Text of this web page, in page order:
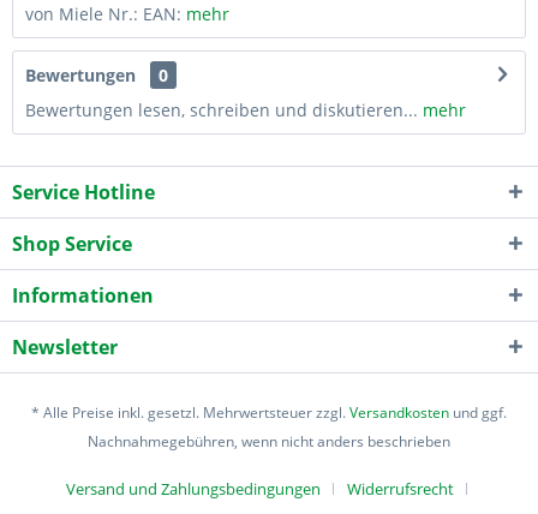
von Miele Nr.: EAN: mehr
Bewertungen
0
Bewertungen lesen, schreiben und diskutieren... mehr
Service Hotline
Shop Service
Informationen
Newsletter
* Alle Preise inkl. gesetzl. Mehrwertsteuer zzgl.Versandkosten und ggf.
Nachnahmegebühren, wenn nicht anders beschrieben
Versand und Zahlungsbedingungen Widerrufsrecht